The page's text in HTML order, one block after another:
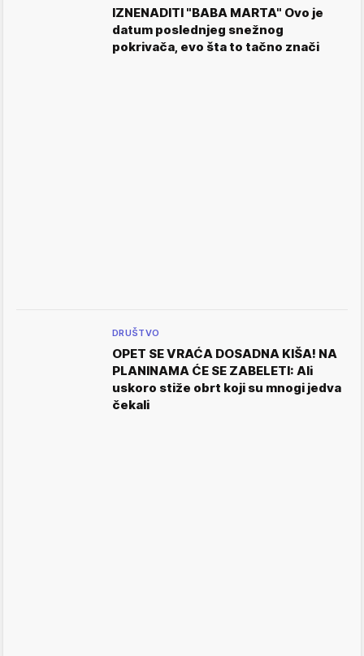
IZNENADITI "BABA MARTA" Ovo je
datum poslednjeg snežnog
pokrivača, evo šta to tačno znači
DRUŠTVO
OPET SE VRAĆA DOSADNA KIŠA! NA
PLANINAMA ĆE SE ZABELETI: Ali
uskoro stiže obrt koji su mnogi jedva
čekali